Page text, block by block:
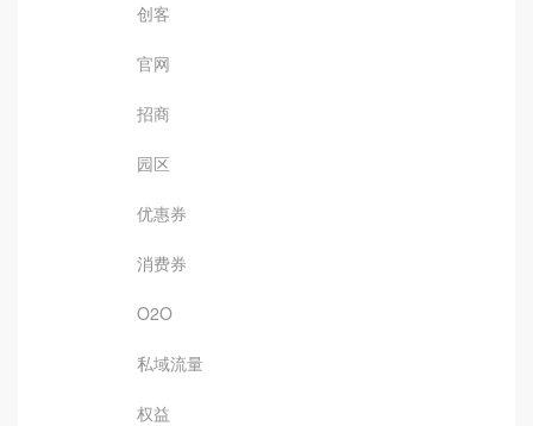
创客
官网
招商
园区
优惠券
消费券
O2O
私域流量
权益